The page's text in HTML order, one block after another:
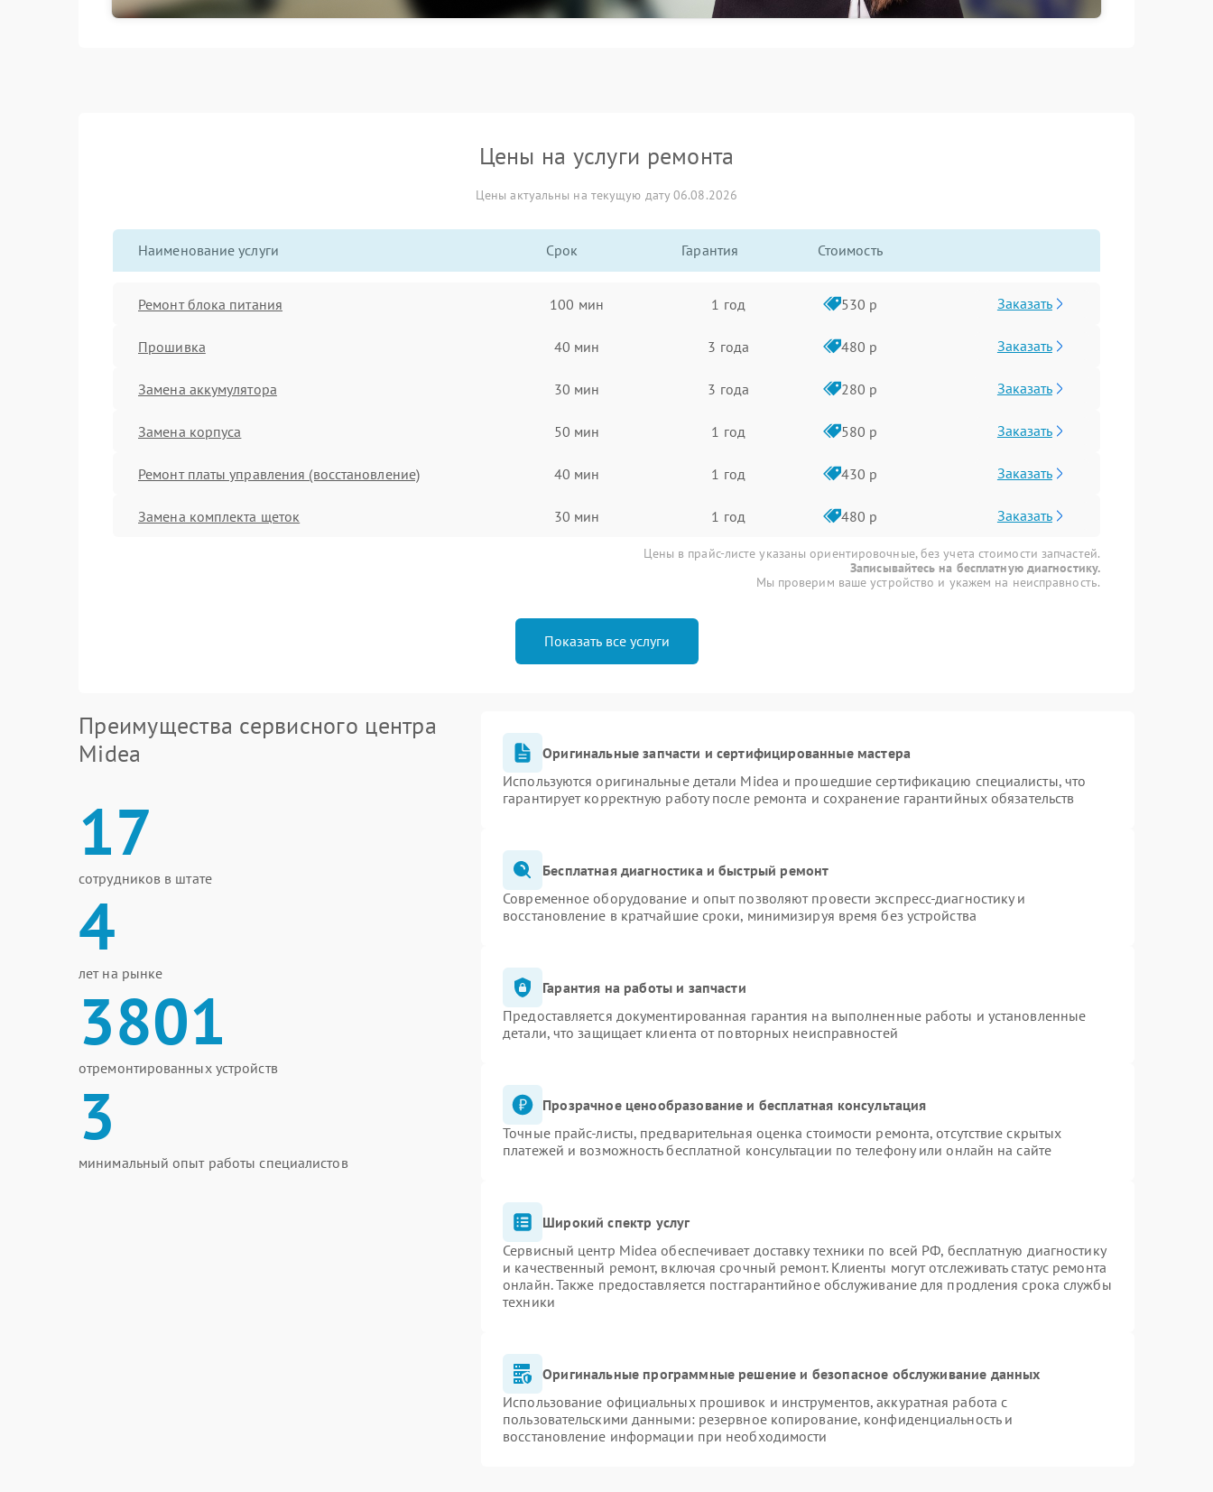
Цены на услуги ремонта
Цены актуальны на текущую дату 06.08.2026
Наименование услуги Срок Гарантия Стоимость
Ремонт блока питания 100 мин 1 год 530 р Заказать
Прошивка 40 мин 3 года 480 р Заказать
Замена аккумулятора 30 мин 3 года 280 р Заказать
Замена корпуса 50 мин 1 год 580 р Заказать
Ремонт платы управления (восстановление) 40 мин 1 год 430 р Заказать
Замена комплекта щеток 30 мин 1 год 480 р Заказать
Цены в прайс-листе указаны ориентировочные, без учета стоимости запчастей.
Записывайтесь на бесплатную диагностику.
Мы проверим ваше устройство и укажем на неисправность.
Показать все услуги
Преимущества сервисного центра
Midea
17
сотрудников в штате
4
лет на рынке
3801
отремонтированных устройств
3
минимальный опыт работы специалистов
Оригинальные запчасти и сертифицированные мастера
Используются оригинальные детали Midea и прошедшие сертификацию специалисты, что
гарантирует корректную работу после ремонта и сохранение гарантийных обязательств
Бесплатная диагностика и быстрый ремонт
Современное оборудование и опыт позволяют провести экспресс-диагностику и
восстановление в кратчайшие сроки, минимизируя время без устройства
Гарантия на работы и запчасти
Предоставляется документированная гарантия на выполненные работы и установленные
детали, что защищает клиента от повторных неисправностей
Прозрачное ценообразование и бесплатная консультация
Точные прайс-листы, предварительная оценка стоимости ремонта, отсутствие скрытых
платежей и возможность бесплатной консультации по телефону или онлайн на сайте
Широкий спектр услуг
Сервисный центр Midea обеспечивает доставку техники по всей РФ, бесплатную диагностику
и качественный ремонт, включая срочный ремонт. Клиенты могут отслеживать статус ремонта
онлайн. Также предоставляется постгарантийное обслуживание для продления срока службы
техники
Оригинальные программные решение и безопасное обслуживание данных
Использование официальных прошивок и инструментов, аккуратная работа с
пользовательскими данными: резервное копирование, конфиденциальность и
восстановление информации при необходимости